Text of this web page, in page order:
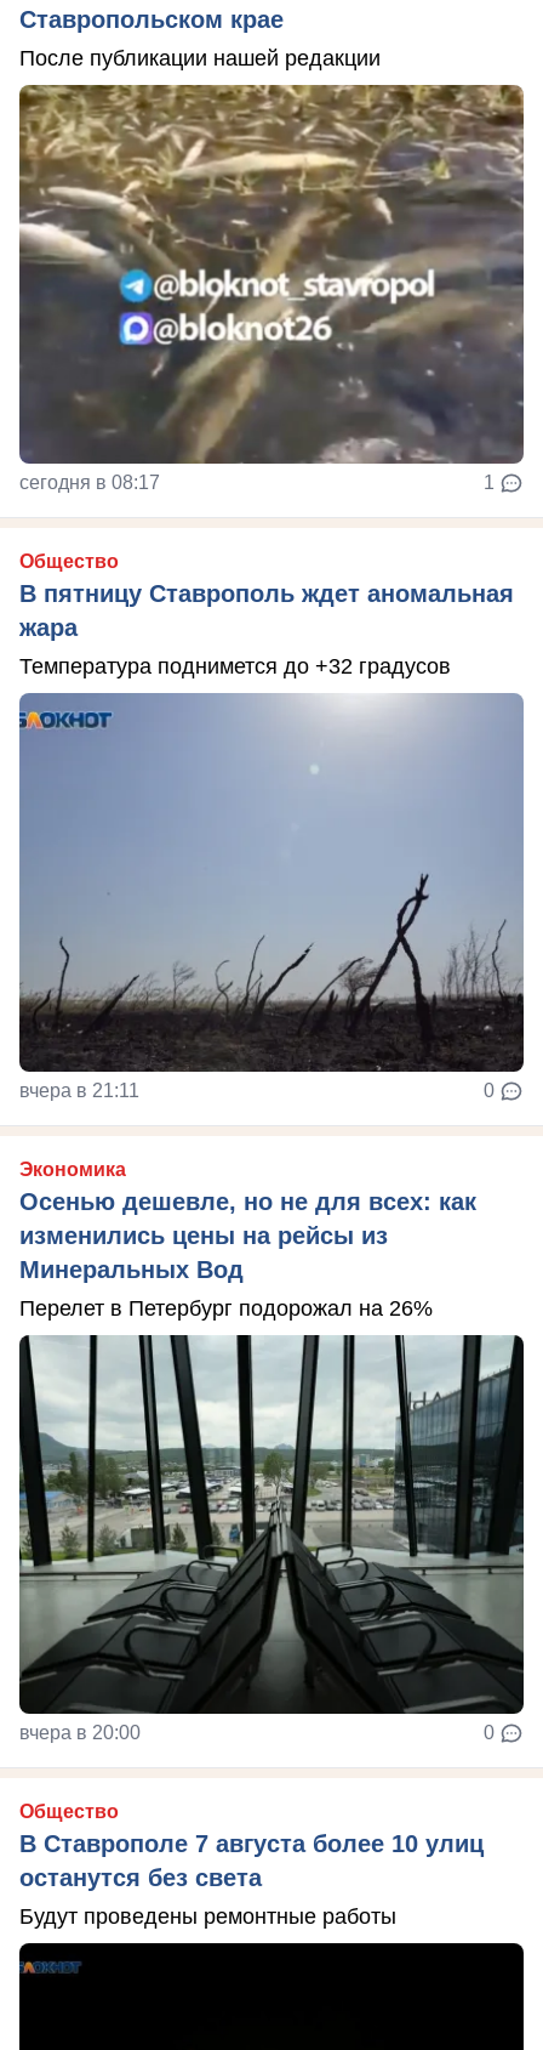
Ставропольском крае
После публикации нашей редакции
сегодня в 08:17 1
Общество
В пятницу Ставрополь ждет аномальная
жара
Температура поднимется до +32 градусов
вчера в 21:11 0
Экономика
Осенью дешевле, но не для всех: как
изменились цены на рейсы из
Минеральных Вод
Перелет в Петербург подорожал на 26%
вчера в 20:00 0
Общество
В Ставрополе 7 августа более 10 улиц
останутся без света
Будут проведены ремонтные работы